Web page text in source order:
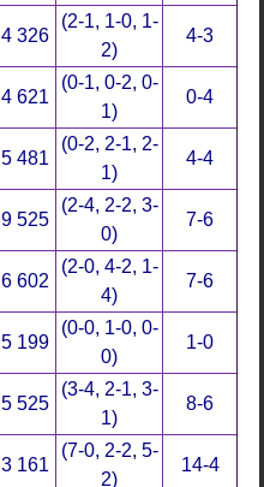
4 326
(2-1, 1-0, 1-
2)
4-3
4 621
(0-1, 0-2, 0-
1)
0-4
5 481
(0-2, 2-1, 2-
1)
4-4
9 525
(2-4, 2-2, 3-
0)
7-6
6 602
(2-0, 4-2, 1-
4)
7-6
5 199
(0-0, 1-0, 0-
0)
1-0
5 525
(3-4, 2-1, 3-
1)
8-6
3 161
(7-0, 2-2, 5-
2)
14-4